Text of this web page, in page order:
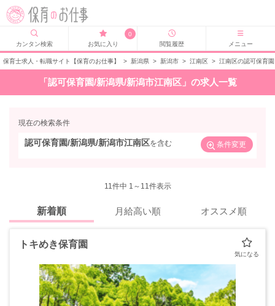
カンタン検索
0
お気に入り
閲覧履歴 メニュー
保育士求人・転職サイト【保育のお仕事】 > 新潟県 > 新潟市 > 江南区 > 江南区の認可保育園
「認可保育園/新潟県/新潟市江南区」の求人一覧
現在の検索条件
認可保育園/新潟県/新潟市江南区を含む 条件変更
11件中 1～11件表示
新着順 月給高い順 オススメ順
トキめき保育園